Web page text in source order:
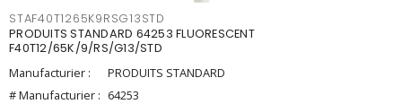
STAF40T1265K9RSG13STD
PRODUITS STANDARD 64253 FLUORESCENT
F40T12/65K/9/RS/G13/STD
Manufacturier :
PRODUITS STANDARD
# Manufacturier : 64253